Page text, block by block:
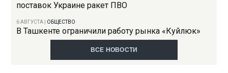
поставок Украине ракет ПВО
6 АВГУСТА ОБЩЕСТВО
В Ташкенте ограничили работу рынка «Куйлюк»
ВСЕ НОВОСТИ